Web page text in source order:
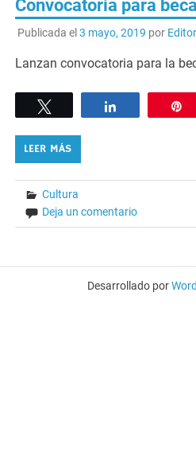
Convocatoria para
Publicada el 3 mayo, 2019 por
Lanzan convocatoria para la
LEER MÁS
Cultura
Deja un comentario
Desarrollado por